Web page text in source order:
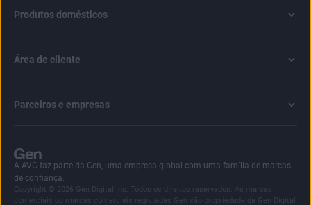
Produtos domésticos
Área de cliente
Parceiros e empresas
A AVG faz parte da Gen, uma empresa global com uma família de marcas
de confiança.
Copyright © 2026 Gen Digital Inc. Todos os direitos reservados. As marcas
comerciais ou marcas comerciais registadas Gen são propriedade da Gen Digital